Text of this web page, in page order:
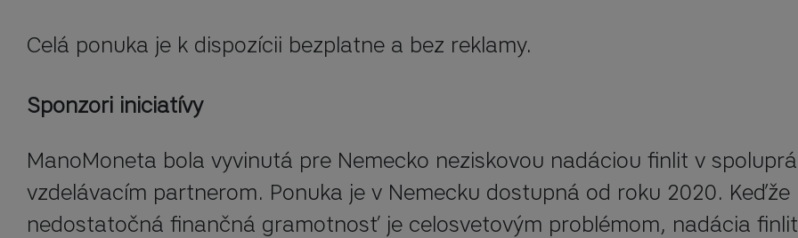
Celá ponuka je k dispozícii bezplatne a bez reklamy.
Sponzori iniciatívy
ManoMoneta bola vyvinutá pre Nemecko neziskovou nadáciou finlit v
vzdelávacím partnerom. Ponuka je v Nemecku dostupná od roku 2020. Keďže
nedostatočná finančná gramotnosť je celosvetovým problémom, nadácia